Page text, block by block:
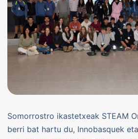
Somorrostro ikastetxeak STEAM
berri bat hartu du, Innobasquek